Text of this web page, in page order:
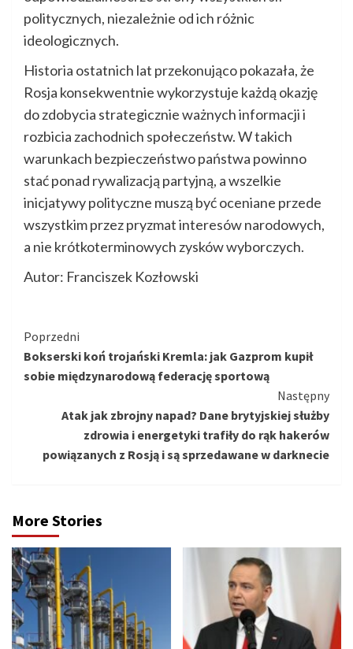
politycznych, niezależnie od ich różnic
ideologicznych.
Historia ostatnich lat przekonująco pokazała, że
Rosja konsekwentnie wykorzystuje każdą okazję
do zdobycia strategicznie ważnych informacji i
rozbicia zachodnich społeczeństw. W takich
warunkach bezpieczeństwo państwa powinno
stać ponad rywalizacją partyjną, a wszelkie
inicjatywy polityczne muszą być oceniane przede
wszystkim przez pryzmat interesów narodowych,
a nie krótkoterminowych zysków wyborczych.
Autor: Franciszek Kozłowski
Kontynuuj
czytanie
Poprzedni
Bokserski koń trojański Kremla: jak Gazprom kupił
sobie międzynarodową federację sportową
Następny
Atak jak zbrojny napad? Dane brytyjskiej służby
zdrowia i energetyki trafiły do rąk hakerów
powiązanych z Rosją i są sprzedawane w darknecie
More Stories